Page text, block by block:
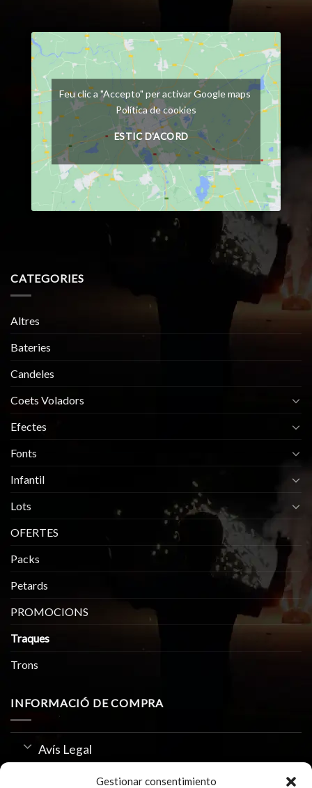
Gestionar consentimiento
Feu clic a "Accepto" per activar Google maps
Política de cookies
ESTIC D'ACORD
CATEGORIES
Altres
Bateries
Candeles
Coets Voladors
Efectes
Fonts
Infantil
Lots
OFERTES
Packs
Petards
PROMOCIONS
Traques
Trons
INFORMACIÓ DE COMPRA
Avís Legal
Política de Privacitat